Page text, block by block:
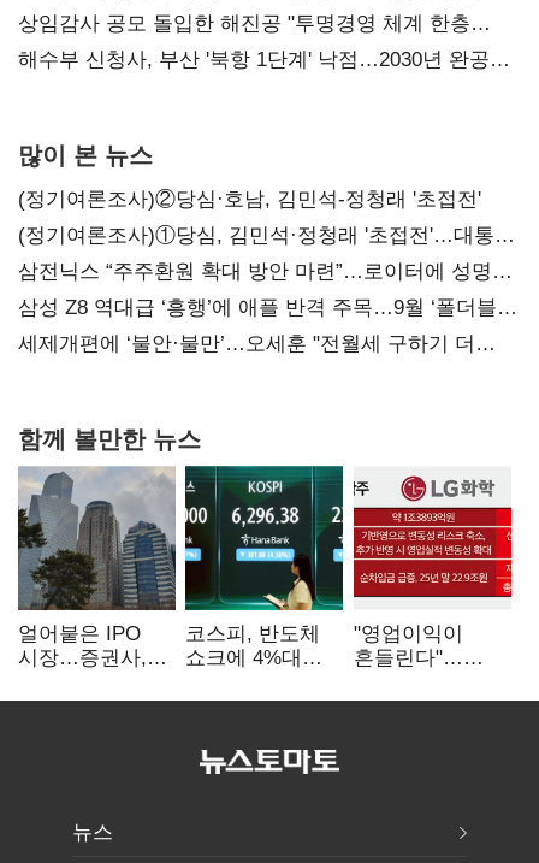
목소리
상임감사 공모 돌입한 해진공 "투명경영 체계 한층
강화"
해수부 신청사, 부산 '북항 1단계' 낙점…2030년 완공
많이 본 뉴스
(정기여론조사)②당심·호남, 김민석-정청래 '초접전'
(정기여론조사)①당심, 김민석·정청래 '초접전'…대통령
지지도 '50% 아래로'(종합)
삼전닉스 “주주환원 확대 방안 마련”…로이터에 성명
보내
삼성 Z8 역대급 ‘흥행’에 애플 반격 주목…9월 ‘폴더블
대전’
세제개편에 ‘불안·불만’…오세훈 "전월세 구하기 더
함께 볼만한 뉴스
얼어붙은 IPO
시장…증권사,
전쟁' 기대
코스피, 반도체
쇼크에 4%대
5거래일째 상승
"영업이익이
흔들린다"…
18에 취약
뉴스